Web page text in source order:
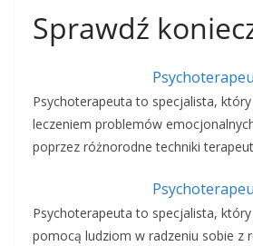
Sprawdź
Psychoterapeuta to specjalista,
leczeniem problemów
poprzez różnorodne techniki
Psychoterapeuta to specjalista,
pomocą ludziom w radzeniu sobie z